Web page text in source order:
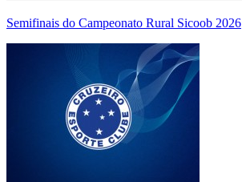
Semifinais do Campeonato Rural Sicoob 2026